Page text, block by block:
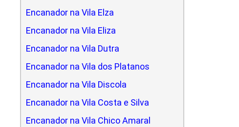
Encanador na Vila Elza
Encanador na Vila Eliza
Encanador na Vila Dutra
Encanador na Vila dos Platanos
Encanador na Vila Discola
Encanador na Vila Costa e Silva
Encanador na Vila Chico Amaral